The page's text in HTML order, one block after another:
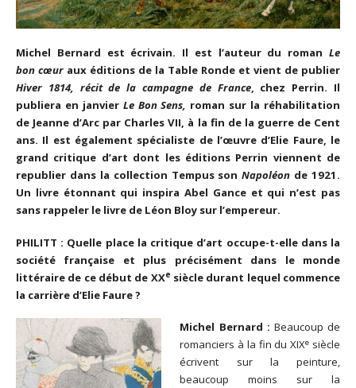
Michel Bernard est écrivain. Il est l’auteur du roman Le
bon cœur aux éditions de la Table Ronde et vient de publier
Hiver 1814, récit de la campagne de France, chez Perrin. Il
publiera en janvier Le Bon Sens, roman sur la réhabilitation
de Jeanne d’Arc par Charles VII, à la fin de la guerre de Cent
ans. Il est également spécialiste de l’œuvre d’Elie Faure, le
grand critique d’art dont les éditions Perrin viennent de
republier dans la collection Tempus sonNapoléon de 1921.
Un livre étonnant qui inspira Abel Gance et qui n’est pas
sans rappeler le livre de Léon Bloy sur l’empereur.
PHILITT : Quelle place la critique d’art occupe-t-elle dans la
société française et plus précisément dans le monde
littéraire de ce début de XXe siècle durant lequel commence
la carrière d’Elie Faure ?
Michel Bernard : Beaucoup de
romanciers à la fin du XIXe siècle
écrivent sur la peinture,
beaucoup moins sur la